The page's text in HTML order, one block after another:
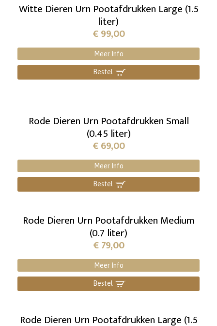
Witte Dieren Urn Pootafdrukken Large (1.5
liter)
€99,00
Meer Info
Bestel ]
Rode Dieren Urn Pootafdrukken Small
(0.45 liter)
€69,00
Meer Info
Bestel ]
Rode Dieren Urn Pootafdrukken Medium
(0.7 liter)
€79,00
Meer Info
Bestel ]
Rode Dieren Urn Pootafdrukken Large (1.5